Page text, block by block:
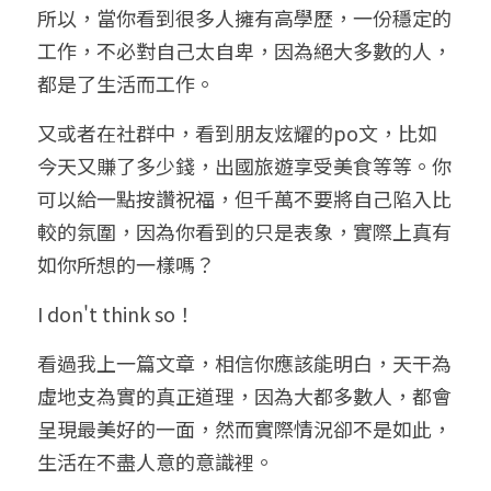
所以，當你看到很多人擁有高學歷，一份穩定的
工作，不必對自己太自卑，因為絕大多數的人，
都是了生活而工作。
又或者在社群中，看到朋友炫耀的po文，比如
今天又賺了多少錢，出國旅遊享受美食等等。你
可以給一點按讚祝福，但千萬不要將自己陷入比
較的氛圍，因為你看到的只是表象，實際上真有
如你所想的一樣嗎？
I don't think so！
看過我上一篇文章，相信你應該能明白，天干為
虛地支為實的真正道理，因為大都多數人，都會
呈現最美好的一面，然而實際情況卻不是如此，
生活在不盡人意的意識裡。